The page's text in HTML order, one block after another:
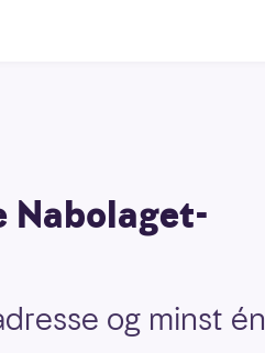
Nabolaget-
og minst én